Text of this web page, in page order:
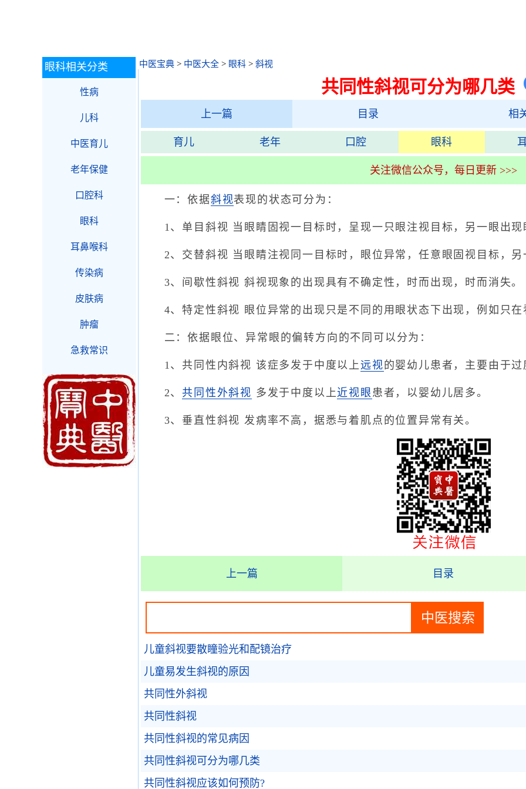
中医宝典 > 中医大全 > 眼科 > 斜视
共同性斜视可分为哪几类
上一篇 目录 相
育儿 老年 口腔 眼科
关注微信公众号，每日更新 >>>
一：依据斜视表现的状态可分为：
1、单目斜视 当眼睛固视一目标时，呈现一只眼注视目标，另一眼出现
2、交替斜视 当眼睛注视同一目标时，眼位异常，任意眼固视目标，另
3、间歇性斜视 斜视现象的出现具有不确定性，时而出现，时而消失。
4、特定性斜视 眼位异常的出现只是不同的用眼状态下出现，例如只在
二：依据眼位、异常眼的偏转方向的不同可以分为：
1、共同性内斜视 该症多发于中度以上远视 的婴幼儿患者，主要由于
2、共同性外斜视 多发于中度以上近视眼 患者，以婴幼儿居多。
3、垂直性斜视 发病率不高，据悉与着肌点的位置异常有关。
上一篇 目录
儿童斜视要散瞳验光和配镜治疗
儿童易发生斜视的原因
共同性外斜视
共同性斜视
共同性斜视的常见病因
共同性斜视可分为哪几类
共同性斜视应该如何预防?
眼科相关分类
性病
儿科
中医育儿
老年保健
口腔科
眼科
耳鼻喉科
传染病
皮肤病
肿瘤
急救常识